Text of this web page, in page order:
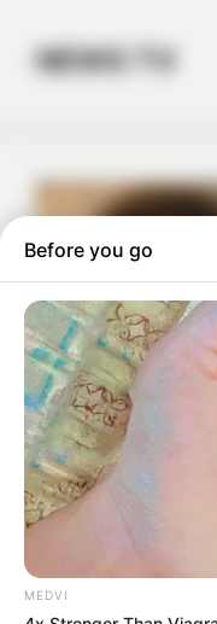
contentNEWS TV
Before you go
MEDVI